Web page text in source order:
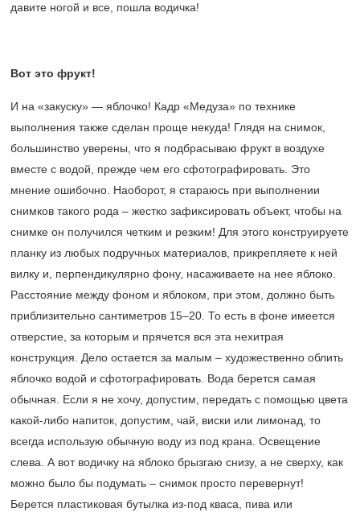
давите ногой и все, пошла водичка!
Вот это фрукт!
И на «закуску» — яблочко! Кадр «Медуза» по технике
выполнения также сделан проще некуда! Глядя на снимок,
большинство уверены, что я подбрасываю фрукт в воздухе
вместе с водой, прежде чем его сфотографировать. Это
мнение ошибочно. Наоборот, я стараюсь при выполнении
снимков такого рода – жестко зафиксировать объект, чтобы на
снимке он получился четким и резким! Для этого конструируете
планку из любых подручных материалов, прикрепляете к ней
вилку и, перпендикулярно фону, насаживаете на нее яблоко.
Расстояние между фоном и яблоком, при этом, должно быть
приблизительно сантиметров 15–20. То есть в фоне имеется
отверстие, за которым и прячется вся эта нехитрая
конструкция. Дело остается за малым – художественно облить
яблочко водой и сфотографировать. Вода берется самая
обычная. Если я не хочу, допустим, передать с помощью цвета
какой-либо напиток, допустим, чай, виски или лимонад, то
всегда использую обычную воду из под крана. Освещение
слева. А вот водичку на яблоко брызгаю снизу, а не сверху, как
можно было бы подумать – снимок просто перевернут!
Берется пластиковая бутылка из-под кваса, пива или